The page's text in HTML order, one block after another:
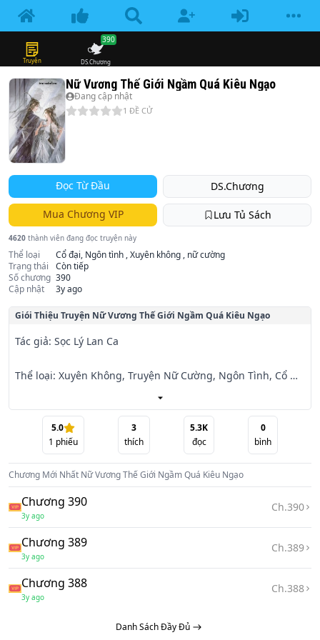
Truyện DS.Chương
390
Nữ Vương Thế Giới Ngầm Quá Kiêu Ngạo
Đang cập nhật
1 ĐỀ CỬ
Đọc Từ Đầu DS.Chương
Mua Chương VIP Lưu Tủ Sách
4620 thành viên đang đọc truyện này
Thể loại
Cổ đại, Ngôn tình , Xuyên không , nữ cường
Trạng thái
Còn tiếp
Số chương 390
Cập nhật
3y ago
Giói Thiệu Truyện Nữ Vương Thế Giới Ngầm Quá Kiêu Ngạo
Tác giả: Sọc Lý Lan Ca
Thể loại: Xuyên Không, Truyện Nữ Cường, Ngôn Tình, Cổ
Giới thiệu:
Nàng có kiêu ngạo của bản thân, nàng tự tin, nàng mạnh
mẽ, nàng không sợ trời không sợ đất.
Trước nàng còn là nữ vương thế giới ngầm, xuyên không
thì có gì đáng sợ?
Nghịch cảnh thì đã là gì?
Không gì có thể cản được bước chân nàng.
Hắn là tối cao quỷ đế, tà mị cuồng ngạo, tuyệt thế vô song:
5.0
1 phiếu
3
thích
5.3K
đọc
0
bình
Chương Mới Nhất Nữ Vương Thế Giới Ngầm Quá Kiêu Ngạo
Chương 390
3y ago
Ch.390
Chương 389
3y ago
Ch.389
Chương 388
3y ago
Ch.388
Danh Sách Đầy Đủ